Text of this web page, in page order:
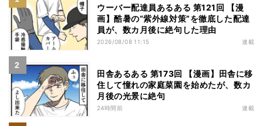
ウーバー配達員あるある 第121回 【漫
画】酷暑の“紫外線対策”を徹底した配達
員が、数カ月後に絶句した理由
2026/08/08 11:15 連載
田舎あるある 第173回 【漫画】田舎に移
住して憧れの家庭菜園を始めたが、数カ
月後の光景に絶句
24時間前 連載